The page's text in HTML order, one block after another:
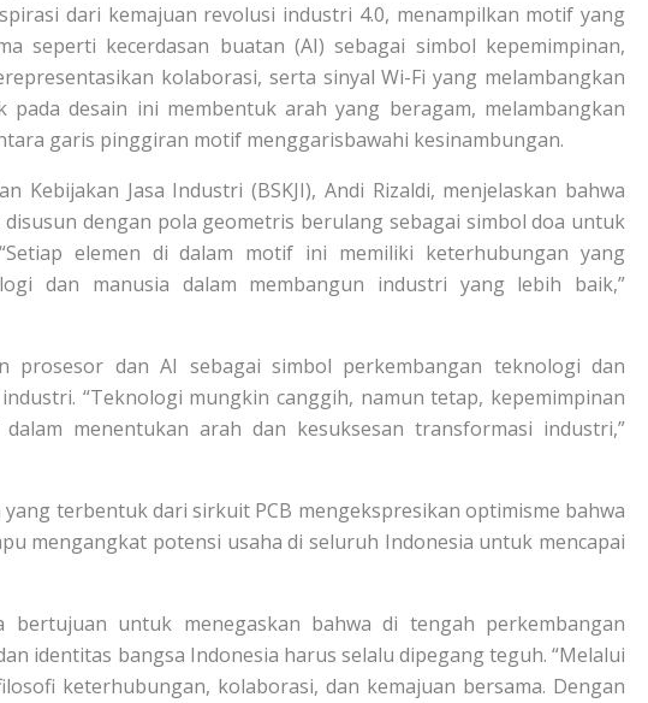
dari kemajuan revolusi industri 4.0, menampilkan motif yang
seperti kecerdasan buatan (AI) sebagai simbol kepemimpinan,
kolaborasi, serta sinyal Wi-Fi yang melambangkan
pada desain ini membentuk arah yang beragam, melambangkan
garis pinggiran motif menggarisbawahi kesinambungan.
Kebijakan Jasa Industri (BSKJI), Andi Rizaldi, menjelaskan bahwa
dengan pola geometris berulang sebagai simbol doa untuk
elemen di dalam motif ini memiliki keterhubungan yang
dan manusia dalam membangun industri yang lebih baik,”
prosesor dan AI sebagai simbol perkembangan teknologi dan
“Teknologi mungkin canggih, namun tetap, kepemimpinan
menentukan arah dan kesuksesan transformasi industri,”
terbentuk dari sirkuit PCB mengekspresikan optimisme bahwa
mengangkat potensi usaha di seluruh Indonesia untuk mencapai
bertujuan untuk menegaskan bahwa di tengah perkembangan
identitas bangsa Indonesia harus selalu dipegang teguh. “Melalui
keterhubungan, kolaborasi, dan kemajuan bersama. Dengan